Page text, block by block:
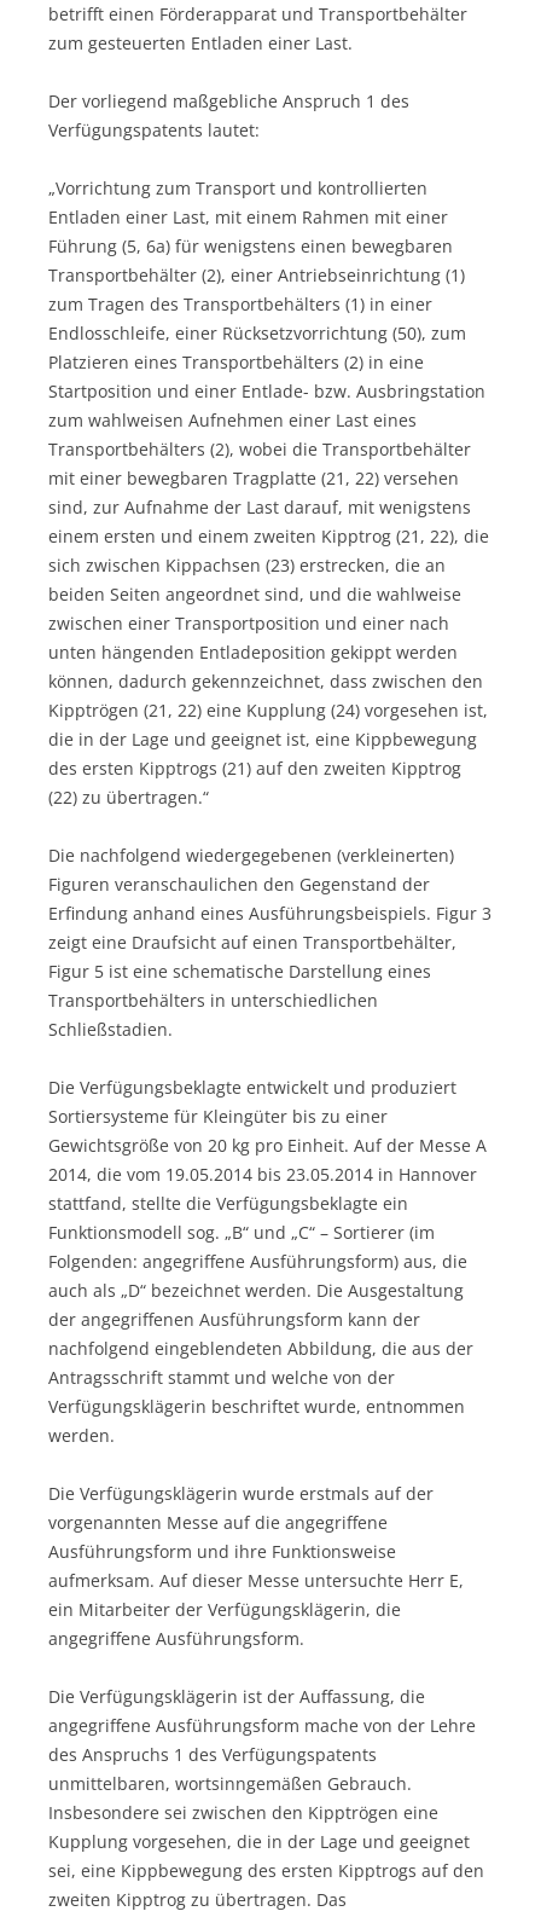
betrifft einen Förderapparat und Transportbehälter
zum gesteuerten Entladen einer Last.
Der vorliegend maßgebliche Anspruch 1 des
Verfügungspatents lautet:
„Vorrichtung zum Transport und kontrollierten
Entladen einer Last, mit einem Rahmen mit einer
Führung (5, 6a) für wenigstens einen bewegbaren
Transportbehälter (2), einer Antriebseinrichtung (1)
zum Tragen des Transportbehälters (1) in einer
Endlosschleife, einer Rücksetzvorrichtung (50), zum
Platzieren eines Transportbehälters (2) in eine
Startposition und einer Entlade- bzw. Ausbringstation
zum wahlweisen Aufnehmen einer Last eines
Transportbehälters (2), wobei die Transportbehälter
mit einer bewegbaren Tragplatte (21, 22) versehen
sind, zur Aufnahme der Last darauf, mit wenigstens
einem ersten und einem zweiten Kipptrog (21, 22), die
sich zwischen Kippachsen (23) erstrecken, die an
beiden Seiten angeordnet sind, und die wahlweise
zwischen einer Transportposition und einer nach
unten hängenden Entladeposition gekippt werden
können, dadurch gekennzeichnet, dass zwischen den
Kipptrögen (21, 22) eine Kupplung (24) vorgesehen ist,
die in der Lage und geeignet ist, eine Kippbewegung
des ersten Kipptrogs (21) auf den zweiten Kipptrog
(22) zu übertragen.“
Die nachfolgend wiedergegebenen (verkleinerten)
Figuren veranschaulichen den Gegenstand der
Erfindung anhand eines Ausführungsbeispiels. Figur 3
zeigt eine Draufsicht auf einen Transportbehälter,
Figur 5 ist eine schematische Darstellung eines
Transportbehälters in unterschiedlichen
Schließstadien.
Die Verfügungsbeklagte entwickelt und produziert
Sortiersysteme für Kleingüter bis zu einer
Gewichtsgröße von 20 kg pro Einheit. Auf der Messe A
2014, die vom 19.05.2014 bis 23.05.2014 in Hannover
stattfand, stellte die Verfügungsbeklagte ein
Funktionsmodell sog. „B“ und „C“ – Sortierer (im
Folgenden: angegriffene Ausführungsform) aus, die
auch als „D“ bezeichnet werden. Die Ausgestaltung
der angegriffenen Ausführungsform kann der
nachfolgend eingeblendeten Abbildung, die aus der
Antragsschrift stammt und welche von der
Verfügungsklägerin beschriftet wurde, entnommen
werden.
Die Verfügungsklägerin wurde erstmals auf der
vorgenannten Messe auf die angegriffene
Ausführungsform und ihre Funktionsweise
aufmerksam. Auf dieser Messe untersuchte Herr E,
ein Mitarbeiter der Verfügungsklägerin, die
angegriffene Ausführungsform.
Die Verfügungsklägerin ist der Auffassung, die
angegriffene Ausführungsform mache von der Lehre
des Anspruchs 1 des Verfügungspatents
unmittelbaren, wortsinngemäßen Gebrauch.
Insbesondere sei zwischen den Kipptrögen eine
Kupplung vorgesehen, die in der Lage und geeignet
sei, eine Kippbewegung des ersten Kipptrogs auf den
zweiten Kipptrog zu übertragen. Das